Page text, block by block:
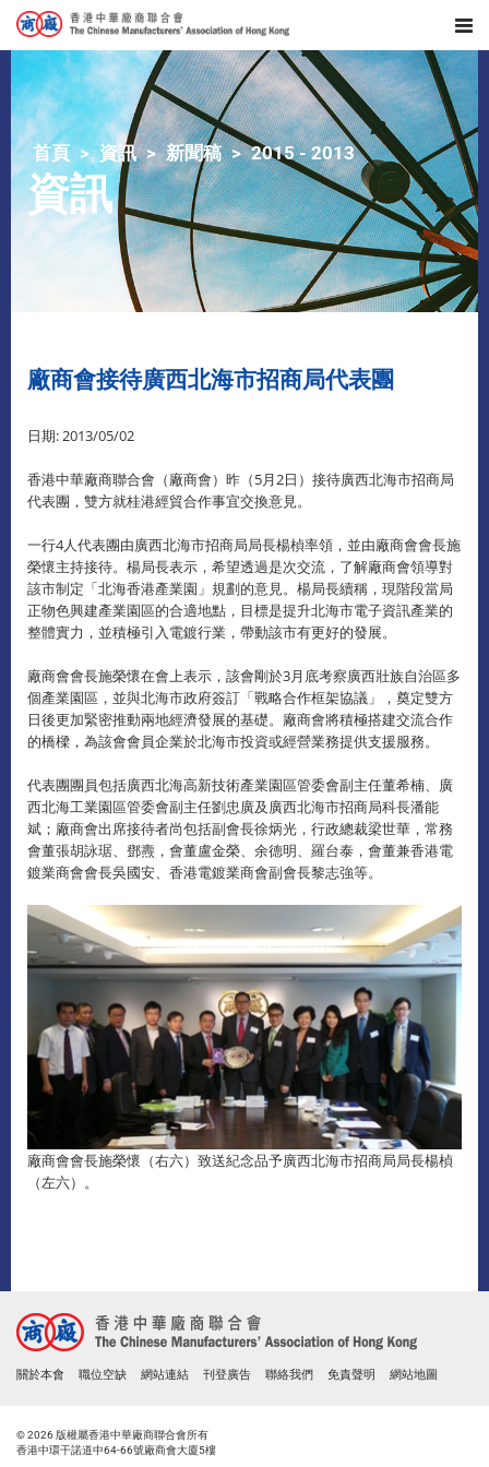
首頁 資訊 新聞稿 2015 - 2013
資訊
廠商會接待廣西北海市招商局代表團
日期: 2013/05/02
香港中華廠商聯合會（廠商會）昨（5月2日）接待廣西北海市招商局
代表團，雙方就桂港經貿合作事宜交換意見。
一行4人代表團由廣西北海市招商局局長楊楨率領，並由廠商會會長施
榮懷主持接待。楊局長表示，希望透過是次交流，了解廠商會領導對
該市制定「北海香港產業園」規劃的意見。楊局長續稱，現階段當局
正物色興建產業園區的合適地點，目標是提升北海市電子資訊產業的
整體實力，並積極引入電鍍行業，帶動該市有更好的發展。
廠商會會長施榮懷在會上表示，該會剛於3月底考察廣西壯族自治區多
個產業園區，並與北海市政府簽訂「戰略合作框架協議」，奠定雙方
日後更加緊密推動兩地經濟發展的基礎。廠商會將積極搭建交流合作
的橋樑，為該會會員企業於北海市投資或經營業務提供支援服務。
代表團團員包括廣西北海高新技術產業園區管委會副主任董希楠、廣
西北海工業園區管委會副主任劉忠廣及廣西北海市招商局科長潘能
斌；廠商會出席接待者尚包括副會長徐炳光，行政總裁梁世華，常務
會董張胡詠琚、鄧燾，會董盧金榮、余德明、羅台泰，會董兼香港電
鍍業商會會長吳國安、香港電鍍業商會副會長黎志強等。
廠商會會長施榮懷（右六）致送紀念品予廣西北海市招商局局長楊楨
（左六）。
關於本會 職位空缺 網站連結 刊登廣告 聯絡我們 免責聲明 網站地圖
© 2026 版權屬香港中華廠商聯合會所有
香港中環干諾道中64-66號廠商會大廈5樓